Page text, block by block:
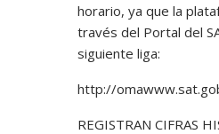
horario, ya que la
través del Portal del
siguiente liga:
http://
REGISTRAN CIFRAS